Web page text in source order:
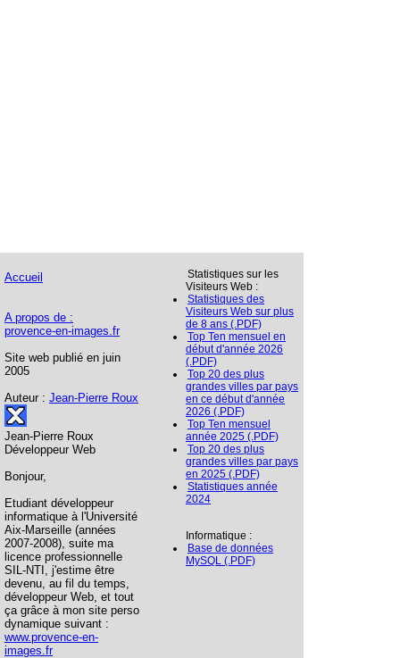
Accueil
A propos de :
provence-en-images.fr
Site web publié en juin
2005
Auteur : Jean-Pierre Roux
Jean-Pierre Roux
Développeur Web
Bonjour,
Etudiant développeur
informatique à l'Université
Aix-Marseille (années
2007-2008), suite ma
licence professionnelle
SIL-NTI, j'estime être
devenu, au fil du temps,
développeur Web, et tout
ça grâce à mon site perso
dynamique suivant :
www.provence-en-
images.fr
Statistiques sur les
Visiteurs Web :
Statistiques des
Visiteurs Web sur plus
de 8 ans (.PDF)
Top Ten mensuel en
début d'année 2026
(.PDF)
Top 20 des plus
grandes villes par pays
en ce début d'année
2026 (.PDF)
Top Ten mensuel
année 2025 (.PDF)
Top 20 des plus
grandes villes par pays
en 2025 (.PDF)
Statistiques année
2024
Informatique :
Base de données
MySQL (.PDF)